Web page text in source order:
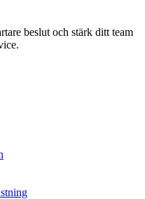
beslut och stärk ditt team